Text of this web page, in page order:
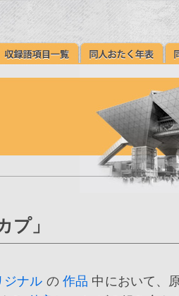
プ」
ジナル の 作品 中において、